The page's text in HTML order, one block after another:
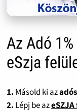
Az Adó
eSzja
1. Másold ki az
2. Lépj be az